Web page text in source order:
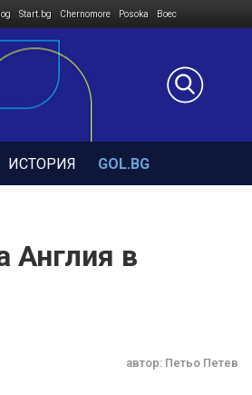
Start.bg Chernomore Posoka Boec
ИСТОРИЯ GOL.BG
Англия в
автор: Петьо Петев